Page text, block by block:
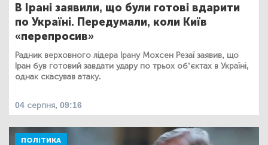
В Ірані заявили, що були готові вдарити
по Україні. Передумали, коли Київ
«перепросив»
Радник верховного лідера Ірану Мохсен Резаї заявив, що
Іран був готовий завдати удару по трьох об’єктах в Україні,
однак скасував атаку.
04 серпня, 09:16
ПОЛІТИКА